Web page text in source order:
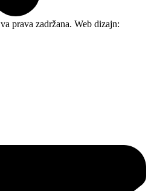
prava zadržana. Web dizajn: